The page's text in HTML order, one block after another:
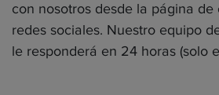
con nosotros desde la página
redes sociales. Nuestro equipo
le responderá en 24 horas (solo